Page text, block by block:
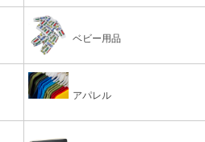
ベビー用品
アパレル